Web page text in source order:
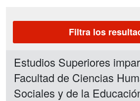
Filtra los
Estudios Superiores
Facultad de Ciencias
Sociales y de la